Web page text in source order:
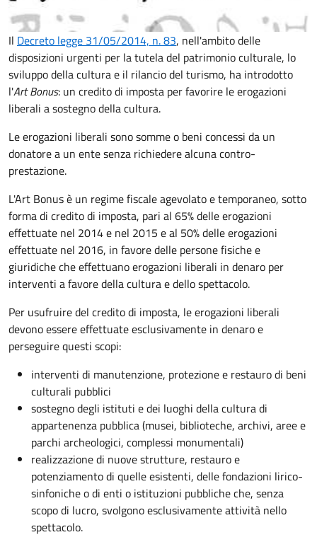
Il Decreto legge 31/05/2014, n. 83, nell'ambito delle
disposizioni urgenti per la tutela del patrimonio culturale, lo
sviluppo della cultura e il rilancio del turismo, ha introdotto
l'Art Bonus: un credito di imposta per favorire le erogazioni
liberali a sostegno della cultura.
Le erogazioni liberali sono somme o beni concessi da un
donatore a un ente senza richiedere alcuna contro-
prestazione.
L'Art Bonus è un regime fiscale agevolato e temporaneo, sotto
forma di credito di imposta, pari al 65% delle erogazioni
effettuate nel 2014 e nel 2015 e al 50% delle erogazioni
effettuate nel 2016, in favore delle persone fisiche e
giuridiche che effettuano erogazioni liberali in denaro per
interventi a favore della cultura e dello spettacolo.
Per usufruire del credito di imposta, le erogazioni liberali
devono essere effettuate esclusivamente in denaro e
perseguire questi scopi:
interventi di manutenzione, protezione e restauro di beni
culturali pubblici
sostegno degli istituti e dei luoghi della cultura di
appartenenza pubblica (musei, biblioteche, archivi, aree e
parchi archeologici, complessi monumentali)
realizzazione di nuove strutture, restauro e
potenziamento di quelle esistenti, delle fondazioni lirico-
sinfoniche o di enti o istituzioni pubbliche che, senza
scopo di lucro, svolgono esclusivamente attività nello
spettacolo.